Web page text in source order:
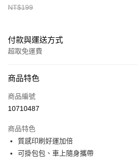
NT$199
付款與運送方式
超取免運費
全家線上支付
超商取貨付款
運送方式
全家取貨付款
免運費
商品特色
商品編號
10710487
商品特色
質感印刷好運加倍
可掛包包、車上隨身攜帶